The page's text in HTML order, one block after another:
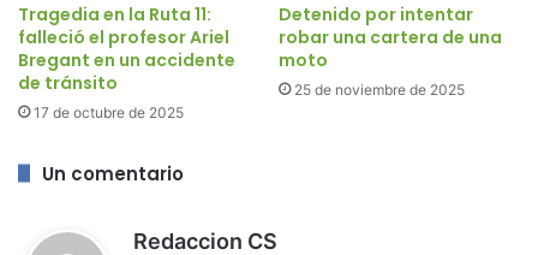
Tragedia en la Ruta 11:
falleció el profesor Ariel
Bregant en un accidente
de tránsito
17 de octubre de 2025
Detenido por intentar
robar una cartera de una
moto
25 de noviembre de 2025
Un comentario
Redaccion CS